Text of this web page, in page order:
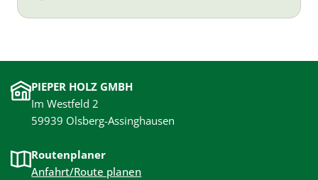
PIEPER HOLZ GMBH
Im Westfeld 2
59939 Olsberg-Assinghausen
Routenplaner
Anfahrt/Route planen